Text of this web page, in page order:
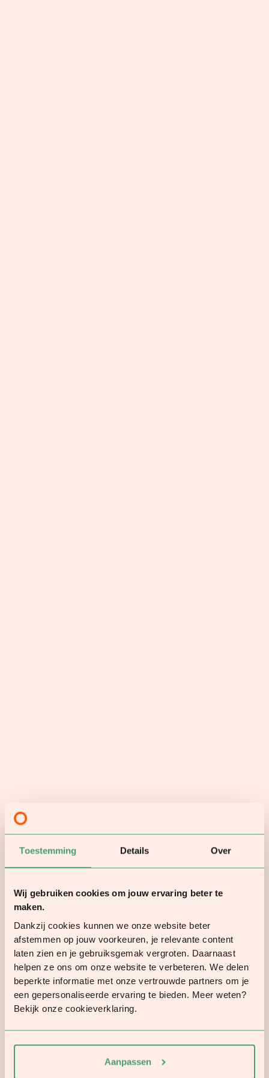
Toestemming Details Over
Wij gebruiken cookies om jouw ervaring beter te
maken.
Dankzij cookies kunnen we onze website beter
afstemmen op jouw voorkeuren, je relevante content
laten zien en je gebruiksgemak vergroten. Daarnaast
helpen ze ons om onze website te verbeteren. We delen
beperkte informatie met onze vertrouwde partners om je
een gepersonaliseerde ervaring te bieden. Meer weten?
Bekijk onze cookieverklaring.
Aanpassen